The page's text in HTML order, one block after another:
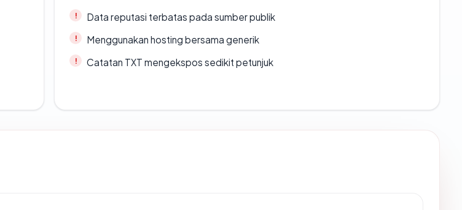
Data reputasi terbatas pada sumber publik
Menggunakan hosting bersama generik
Catatan TXT mengekspos sedikit petunjuk